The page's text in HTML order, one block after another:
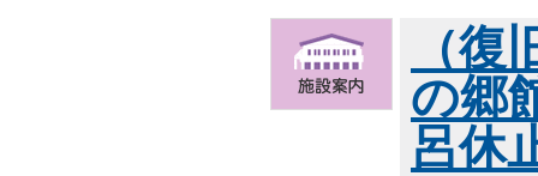
（
の郷
呂休